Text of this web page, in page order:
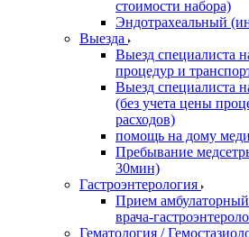
стоимости набора)
Эндотрахеальный
Выезда
Выезд специалиста
процедур и
Выезд специалиста
(без учета цены
расходов)
помощь на дому
Пребывание
30мин)
Гастроэнтерология
Прием амбулаторный
врача-
Гематология /